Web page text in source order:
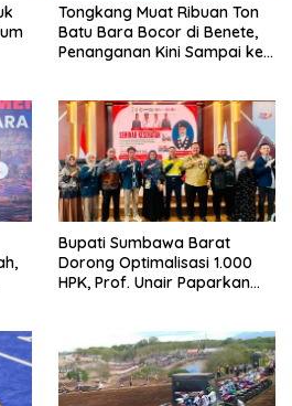
Tongkang Muat Ribuan Ton
Batu Bara Bocor di Benete,
Penanganan Kini Sampai ke
Bupati Sumbawa Barat
Dorong Optimalisasi 1.000
HPK, Prof. Unair Paparkan